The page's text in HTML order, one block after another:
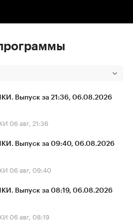
Выпуск за 21:36, 06.08.2026
06 авг, 21:36
Выпуск за 09:40, 06.08.2026
06 авг, 09:40
Выпуск за 08:19, 06.08.2026
06 авг, 08:19